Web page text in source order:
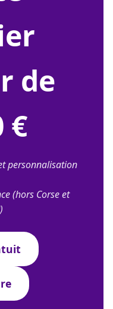
de
€
personnalisation
(hors Corse et